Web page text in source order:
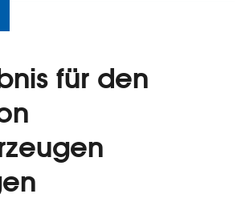
für den